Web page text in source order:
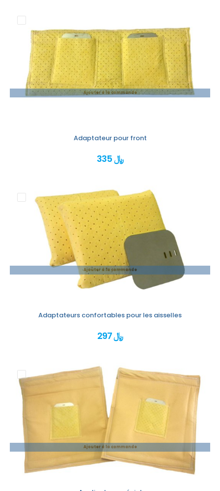
Ajouter à la commande
Adaptateur pour front
335 ﷼
Ajouter à la commande
Adaptateurs confortables pour les aisselles
297 ﷼
Ajouter à la commande